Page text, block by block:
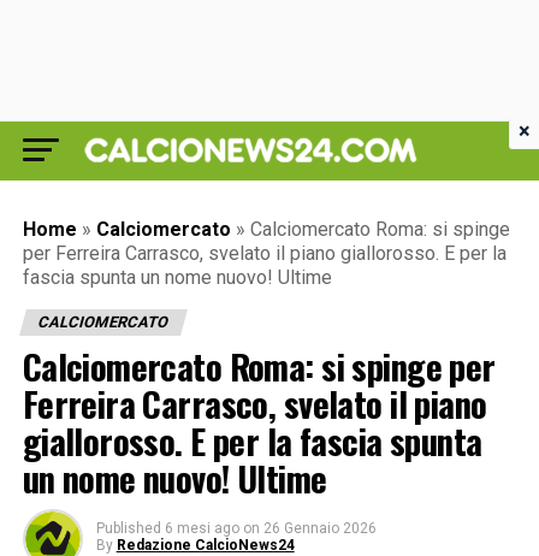
Home » Calciomercato » Calciomercato Roma: si spinge
per Ferreira Carrasco, svelato il piano giallorosso. E per la
fascia spunta un nome nuovo! Ultime
CALCIOMERCATO
Calciomercato Roma: si spinge per
Ferreira Carrasco, svelato il piano
giallorosso. E per la fascia spunta
un nome nuovo! Ultime
Published 6 mesi ago on 26 Gennaio 2026
By Redazione CalcioNews24
×